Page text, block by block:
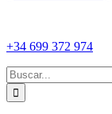
+34 699 372 974
Buscar: